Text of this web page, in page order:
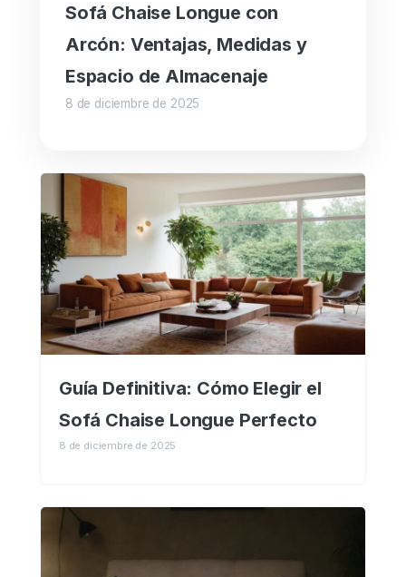
Sofá Chaise Longue con
Arcón: Ventajas, Medidas y
Espacio de Almacenaje
8 de diciembre de 2025
Guía Definitiva: Cómo Elegir el
Sofá Chaise Longue Perfecto
8 de diciembre de 2025